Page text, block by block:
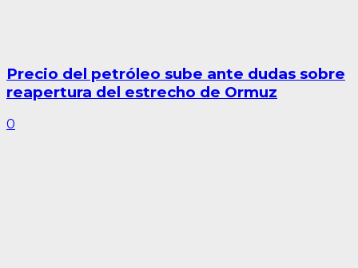
Precio del petróleo sube ante dudas sobre
reapertura del estrecho de Ormuz
0